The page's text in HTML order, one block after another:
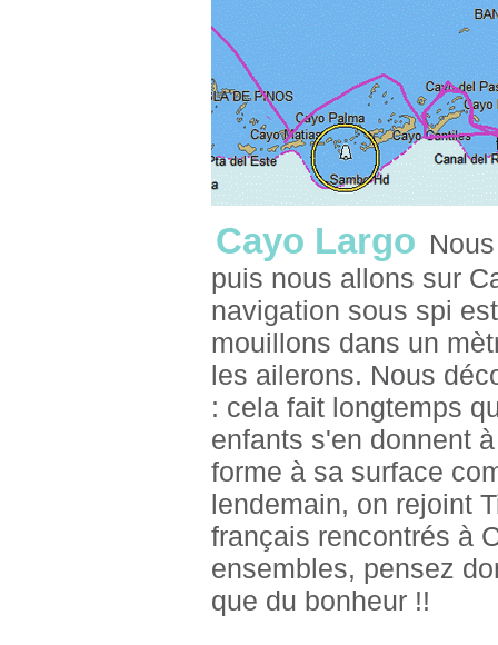
Cayo Largo
puis nous allons sur
navigation sous spi
mouillons dans un
les ailerons. Nous
: cela fait longtemps
enfants s'en donnent
forme à sa surface
lendemain, on rejoint
français rencontrés à
ensembles, pensez
que du bonheur !!